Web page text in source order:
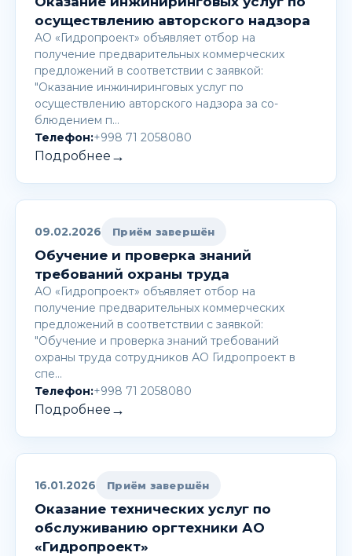
осуществлению авторского надзора
АО «Гидропроект» объявляет отбор на
получение предварительных коммерческих
предложений в соответствии с заявкой:
"Оказание инжиниринговых услуг по
осуществлению авторского надзора за со-
блюдением п…
Телефон:+998 71 2058080
Подробнее →
09.02.2026 Приём завершён
Обучение и проверка знаний
требований охраны труда
АО «Гидропроект» объявляет отбор на
получение предварительных коммерческих
предложений в соответствии с заявкой:
"Обучение и проверка знаний требований
охраны труда сотрудников АО Гидропроект в
спе…
Телефон:+998 71 2058080
Подробнее →
16.01.2026 Приём завершён
Оказание технических услуг по
обслуживанию оргтехники АО
«Гидропроект»